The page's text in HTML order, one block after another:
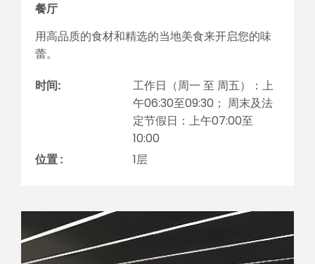
餐厅
用高品质的食材和精选的当地美食来开启您的味
蕾。
时间:
工作日（周一 至 周五）：上
午06:30至09:30； 周末及法
定节假日：上午07:00至
10:00
位置 :
1层